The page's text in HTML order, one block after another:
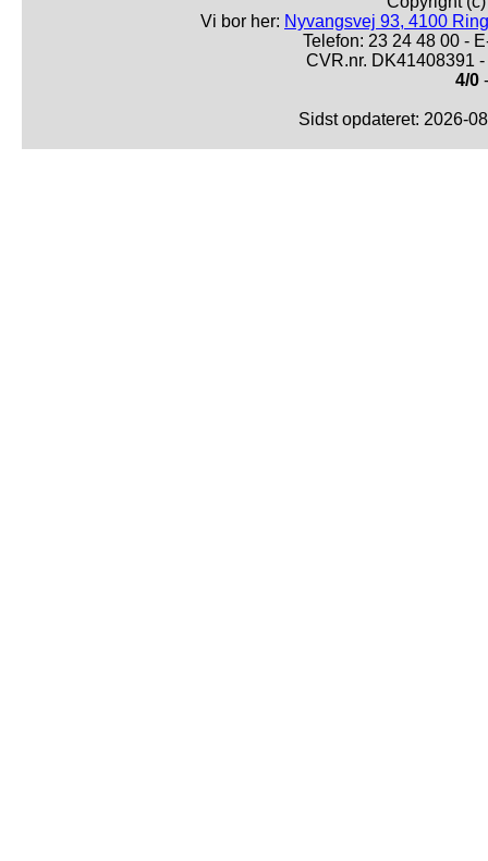
Vi bor her: Nyvangsvej 93, 4100
Telefon: 23 24 48 00 -
CVR.nr. DK41408391
4/0
Sidst opdateret: 2026-